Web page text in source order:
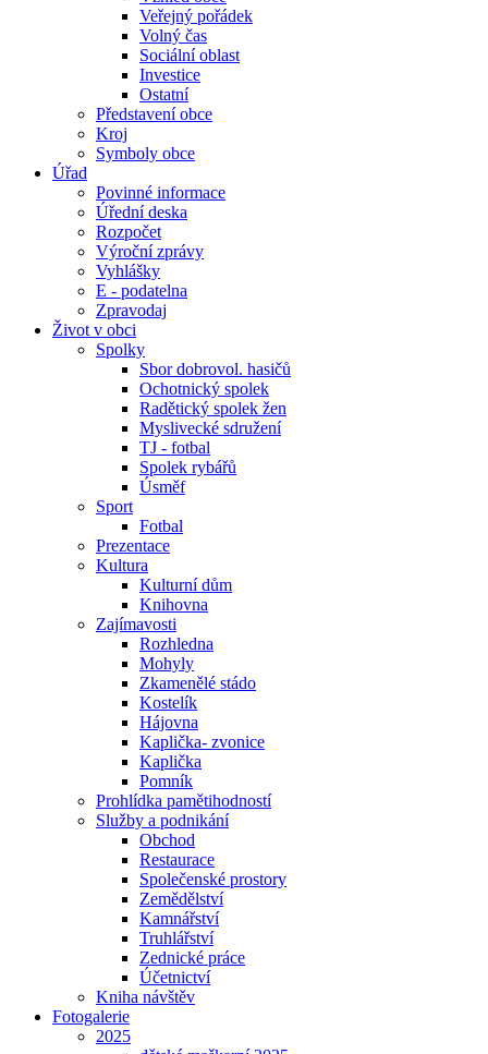
Veřejný pořádek
Volný čas
Sociální oblast
Investice
Ostatní
Představení obce
Kroj
Symboly obce
Úřad
Povinné informace
Úřední deska
Rozpočet
Výroční zprávy
Vyhlášky
E - podatelna
Zpravodaj
Život v obci
Spolky
Sbor dobrovol. hasičů
Ochotnický spolek
Radětický spolek žen
Myslivecké sdružení
TJ - fotbal
Spolek rybářů
Úsměf
Sport
Fotbal
Prezentace
Kultura
Kulturní dům
Knihovna
Zajímavosti
Rozhledna
Mohyly
Zkamenělé stádo
Kostelík
Hájovna
Kaplička- zvonice
Kaplička
Pomník
Prohlídka pamětihodností
Služby a podnikání
Obchod
Restaurace
Společenské prostory
Zemědělství
Kamnářství
Truhlářství
Zednické práce
Účetnictví
Kniha návštěv
Fotogalerie
2025